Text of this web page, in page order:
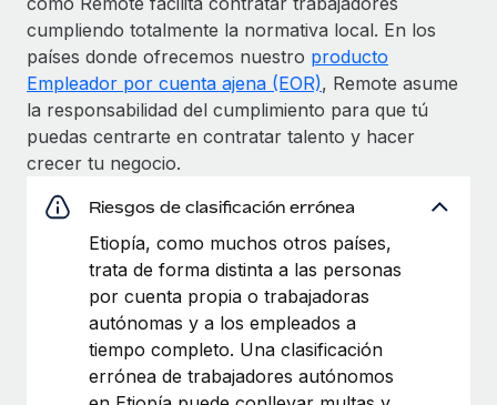
cumpliendo totalmente la normativa local. En los
países donde ofrecemos nuestro producto
Empleador por cuenta ajena (EOR), Remote asume
la responsabilidad del cumplimiento para que tú
puedas centrarte en contratar talento y hacer
crecer tu negocio.
Riesgos de clasificación errónea
Etiopía, como muchos otros países,
trata de forma distinta a las personas
por cuenta propia o trabajadoras
autónomas y a los empleados a
tiempo completo. Una clasificación
errónea de trabajadores autónomos